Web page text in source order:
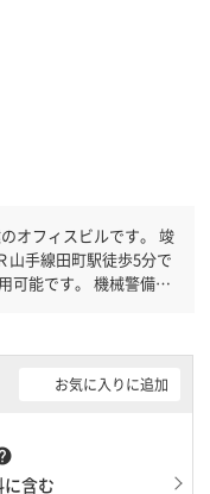
オフィスビルです。 竣
山手線田町駅徒歩5分で
可能です。 機械警備が
お気に入りに追加
に含む